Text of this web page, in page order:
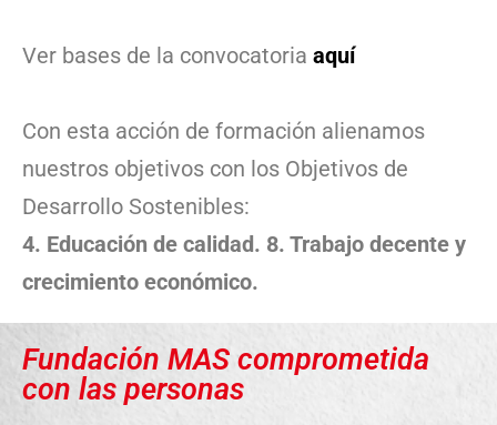
Ver bases de la convocatoria aquí
Con esta acción de formación alienamos
nuestros objetivos con los Objetivos de
Desarrollo Sostenibles:
4. Educación de calidad. 8. Trabajo decente y
crecimiento económico.
Fundación MAS comprometida
con las personas